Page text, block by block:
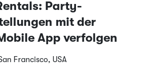
Party-
mit der
App verfolgen
Francisco, USA